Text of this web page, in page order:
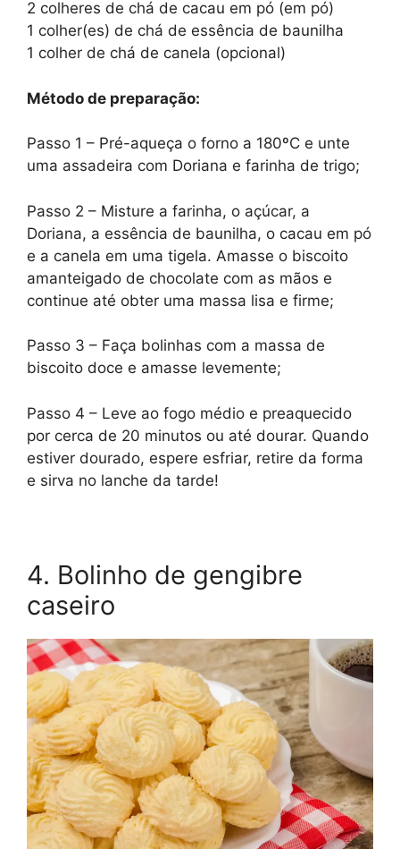
2 colheres de chá de cacau em pó (em pó)
1 colher(es) de chá de essência de baunilha
1 colher de chá de canela (opcional)
Método de preparação:
Passo 1 – Pré-aqueça o forno a 180ºC e unte
uma assadeira com Doriana e farinha de trigo;
Passo 2 – Misture a farinha, o açúcar, a
Doriana, a essência de baunilha, o cacau em pó
e a canela em uma tigela. Amasse o biscoito
amanteigado de chocolate com as mãos e
continue até obter uma massa lisa e firme;
Passo 3 – Faça bolinhas com a massa de
biscoito doce e amasse levemente;
Passo 4 – Leve ao fogo médio e preaquecido
por cerca de 20 minutos ou até dourar. Quando
estiver dourado, espere esfriar, retire da forma
e sirva no lanche da tarde!
4. Bolinho de gengibre
caseiro